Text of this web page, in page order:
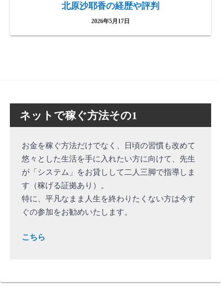
北原沙耶香の経歴や評判
2026年5月17日
ネットで稼ぐ方法その1
お金を稼ぐ方法だけでなく、日頃の習慣も改めて
悠々とした生活を手に入れたい方に向けて、先生
が「システム」をお貸しして二人三脚で指導しま
す（稼げる証拠あり）。
特に、平凡なまま人生を終わりたくない方は今す
ぐの参加をお勧めいたします。
こちら